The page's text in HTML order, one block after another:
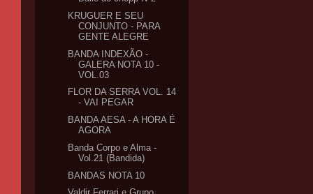
KRUGUER E SEU
CONJUNTO - PARA
GENTE ALEGRE
BANDA INDEXÃO -
GALERA NOTA 10 -
VOL.03
FLOR DA SERRA VOL. 14
- VAI PEGAR
BANDA AESA - A HORA É
AGORA
Banda Corpo e Alma -
Vol.21 (Bandida)
BANDAS NOTA 10